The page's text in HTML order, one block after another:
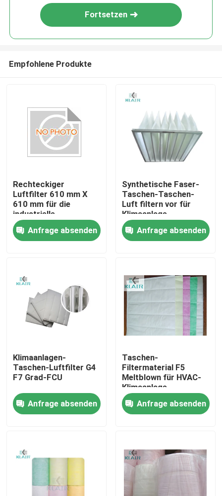
Haus
Produkte
Fabrik-Ausflug
Treten Sie mit uns in Verbindung
Fordern Sie ein Zitat
Hvac-Luftfilter
hepa Luftfilter
Fortsetzen
Empfohlene Produkte
Rechteckiger
Luftfilter 610 mm X
610 mm für die
industrielle
Luftfiltration
Anfrage absenden
Synthetische Faser-
Taschen-Taschen-
Luft filtern vor für
Klimaanlage
Anfrage absenden
Klimaanlagen-
Taschen-Luftfilter G4
F7 Grad-FCU
Anfrage absenden
Taschen-
Filtermaterial F5
Meltblown für HVAC-
Klimaanlage
Anfrage absenden